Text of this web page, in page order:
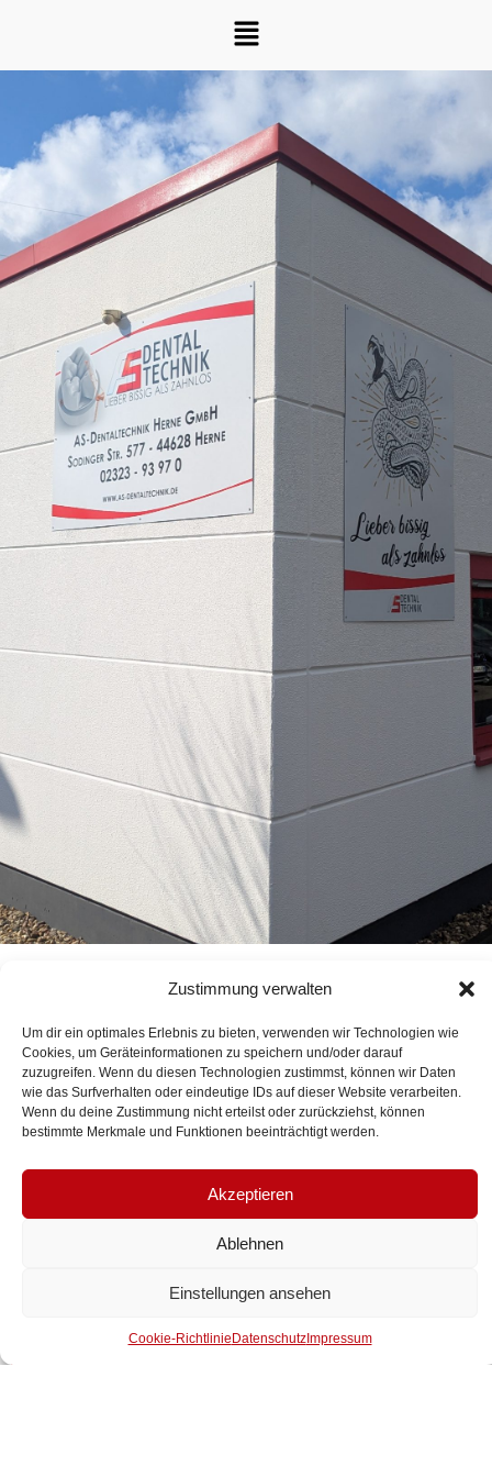
Zustimmung verwalten
Um dir ein optimales Erlebnis zu bieten, verwenden wir Technologien wie
Cookies, um Geräteinformationen zu speichern und/oder darauf
zuzugreifen. Wenn du diesen Technologien zustimmst, können wir Daten
wie das Surfverhalten oder eindeutige IDs auf dieser Website verarbeiten.
Wenn du deine Zustimmung nicht erteilst oder zurückziehst, können
bestimmte Merkmale und Funktionen beeinträchtigt werden.
Akzeptieren
Ablehnen
Einstellungen ansehen
Cookie-Richtlinie DatenschutzImpressum
Unsere Praxiskunden
Zahnärzte Jäger & Massat
Zahnarzt Dr. Ralph Stein
Dr. Carsten Ferlmann
Dr. med. dent. Thomas Bruckmann
Zahnärzte Dördelmann
AULICH UND PARTNER
Zahnärztin Andrea Kirsten
Dipl. Stom. Karlheinz Petschauer